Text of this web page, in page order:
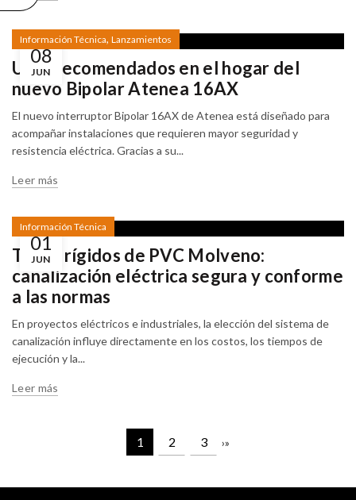
08
JUN
Información Técnica, Lanzamientos
Usos recomendados en el hogar del
nuevo Bipolar Atenea 16AX
El nuevo interruptor Bipolar 16AX de Atenea está diseñado para
acompañar instalaciones que requieren mayor seguridad y
resistencia eléctrica. Gracias a su...
Leer más
01
JUN
Información Técnica
Tubos rígidos de PVC Molveno:
canalización eléctrica segura y conforme
a las normas
En proyectos eléctricos e industriales, la elección del sistema de
canalización influye directamente en los costos, los tiempos de
ejecución y la...
Leer más
1 2 3 ›»
UNA
ALIANZA
IMPULSA
SOLUCIONES
ELÉCTRICAS
06/07/2026